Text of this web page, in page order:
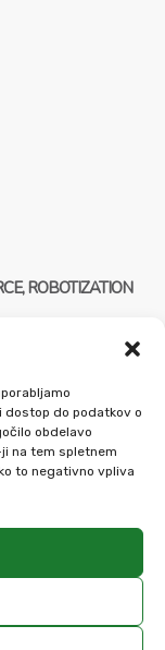
dostop do podatkov o
obdelavo
na tem spletnem
to negativno vpliva
ROBOTIZATION
dejavnosti (m/ž)